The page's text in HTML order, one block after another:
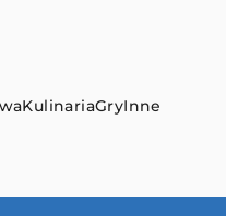
KulinariaGryInne